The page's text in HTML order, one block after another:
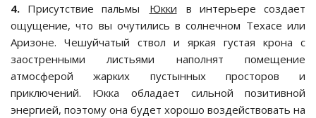
4. Присутствие пальмы Юкки
в интерьере создает
ощущение, что вы очутились в солнечном Техасе или
Аризоне. Чешуйчатый ствол и яркая густая крона с
заостренными листьями наполнят помещение
атмосферой жарких пустынных просторов и
приключений. Юкка обладает сильной позитивной
энергией, поэтому она будет хорошо воздействовать на